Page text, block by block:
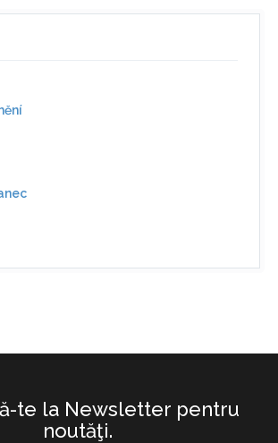
te la Newsletter pentru
noutăţi.